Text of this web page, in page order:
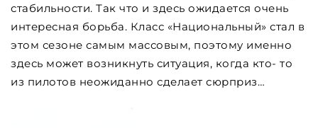
стабильности. Так что и здесь ожидается очень
интересная борьба. Класс «Национальный» стал в
этом сезоне самым массовым, поэтому именно
здесь может возникнуть ситуация, когда кто- то
из пилотов неожиданно сделает сюрприз…